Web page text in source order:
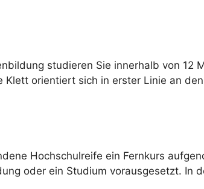
studieren Sie innerhalb von 12
orientiert sich in erster Linie an
Hochschulreife ein Fernkurs
oder ein Studium vorausgesetzt. In